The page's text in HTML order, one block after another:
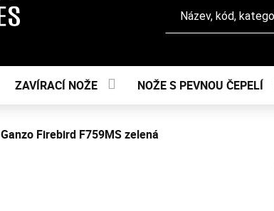
ZAVÍRACÍ NOŽE NOŽE S PEVNOU ČEPELÍ
Ganzo Firebird F759MS zelená